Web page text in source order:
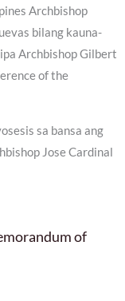
Archbishop
bilang kauna-
Archbishop Gilbert
of the
sa bansa ang
Jose Cardinal
of